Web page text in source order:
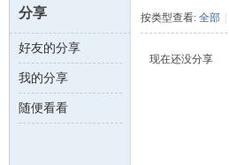
数 ›
分享
好友的分享
我的分享
随便看看
按类型查看: 全部
现在还没分享